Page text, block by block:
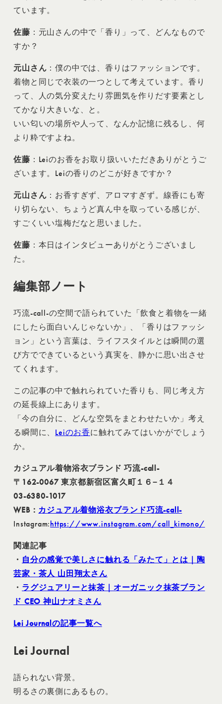
ています。
佐藤 ：元山さんの中で「香り」って、どんなもので
すか？
元山さん ：僕の中では、香りはファッションです。
着物と同じで衣装の一つとして考えています。香り
って、人の気分変えたり雰囲気を作りだす要素とし
てかなり大きいな、と。
いい匂いの場所や人って、なんか記憶に残るし、何
より粋ですよね。
佐藤 ：Leiのお香をお取り扱いいただきありがとうご
ざいます。Leiの香りのどこが好きですか？
元山さん ：お香すぎず、アロマすぎず。線香にも寄
り切らない、ちょうど真ん中を取っている感じが、
すごくいい塩梅だなと思いました。
佐藤 ：本日はインタビューありがとうございまし
た。
編集部ノート
巧流-call-の空間で語られていた「飲食と着物を一緒
にしたら面白いんじゃないか」、「香りはファッシ
ョン」という言葉は、ライフスタイルとは瞬間の選
び方でできているという真実を、静かに思い出させ
てくれます。
この記事の中で触れられていた香りも、同じ考え方
の延長線上にあります。
「今の自分に、どんな空気をまとわせたいか」考え
る瞬間に、 Leiのお香に触れてみてはいかがでしょう
か。
カジュアル着物浴衣ブランド 巧流-call-
〒162-0067 東京都新宿区富久町１６−１４
03-6380-1017
WEB： カジュアル着物浴衣ブランド巧流-call-
Instagram:https://www.instagram.com/call_kimono/
関連記事
・ 自分の感覚で美しさに触れる「みたて」とは｜陶
芸家・茶人 山田翔太さん
・ ラグジュアリーと抹茶｜オーガニック抹茶ブラン
ド CEO 神山ナオミさん
Lei Journalの記事一覧へ
Lei Journal
語られない背景。
明るさの裏側にあるもの。